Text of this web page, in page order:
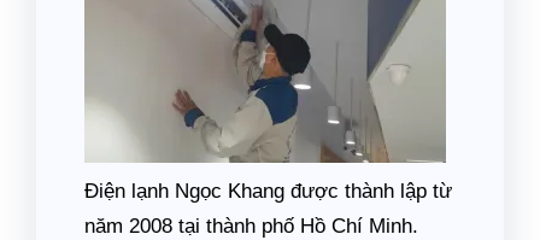
Điện lạnh Ngọc Khang được thành lập từ
năm 2008 tại thành phố Hồ Chí Minh.